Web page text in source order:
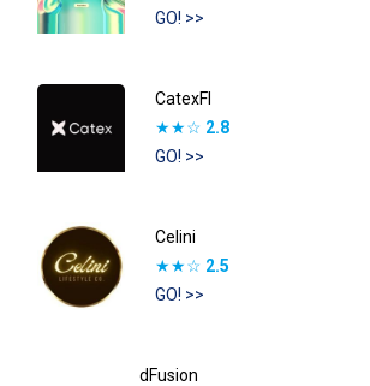
GO! >>
CatexFI
★★☆ 2.8
GO! >>
Celini
★★☆ 2.5
GO! >>
dFusion